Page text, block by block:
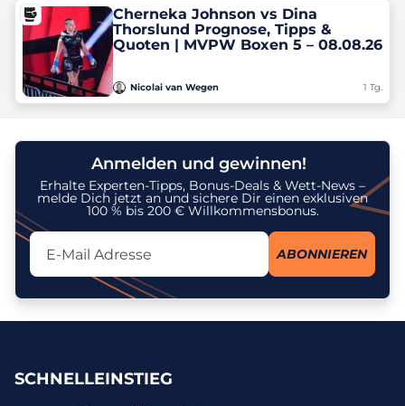
Cherneka Johnson vs Dina
Thorslund Prognose, Tipps &
Quoten ‎| MVPW Boxen 5 – 08.08.26
Nicolai van Wegen 1 Tg.
Anmelden und gewinnen!
Erhalte Experten-Tipps, Bonus-Deals & Wett-News –
melde Dich jetzt an und sichere Dir einen exklusiven
100 % bis 200 € Willkommensbonus.
Lassen Sie dieses Feld leer
ABONNIEREN
Ich stimme dem Erhalt des Newsletters zu und erkenne an, dass
meine personenbezogenen Daten gemäß derDatenschutzrichtlinie
SCHNELLEINSTIEG